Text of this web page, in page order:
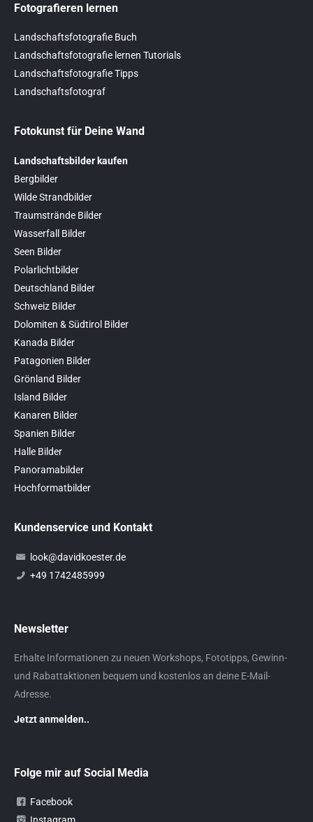
Fotografieren lernen
Landschaftsfotografie Buch
Landschaftsfotografie lernen Tutorials
Landschaftsfotografie Tipps
Landschaftsfotograf
Fotokunst für Deine Wand
Landschaftsbilder kaufen
Bergbilder
Wilde Strandbilder
Traumstrände Bilder
Wasserfall Bilder
Seen Bilder
Polarlichtbilder
Deutschland Bilder
Schweiz Bilder
Dolomiten & Südtirol Bilder
Kanada Bilder
Patagonien Bilder
Grönland Bilder
Island Bilder
Kanaren Bilder
Spanien Bilder
Halle Bilder
Panoramabilder
Hochformatbilder
Kundenservice und Kontakt
look@davidkoester.de
+49 1742485999
Newsletter
Erhalte Informationen zu neuen Workshops, Fototipps, Gewinn-
und Rabattaktionen bequem und kostenlos an deine E-Mail-
Adresse.
Jetzt anmelden..
Folge mir auf Social Media
Facebook